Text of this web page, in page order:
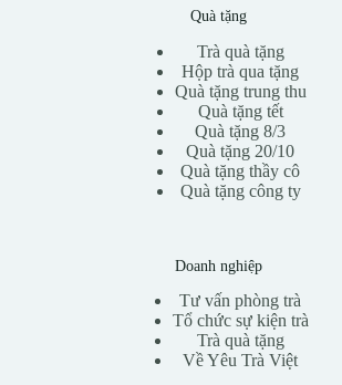
Quà tặng
Trà quà tặng
Hộp trà qua tặng
Quà tặng trung thu
Quà tặng tết
Quà tặng 8/3
Quà tặng 20/10
Quà tặng thầy cô
Quà tặng công ty
Doanh nghiệp
Tư vấn phòng trà
Tổ chức sự kiện trà
Trà quà tặng
Về Yêu Trà Việt